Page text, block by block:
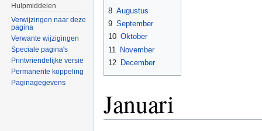
8 Augustus
9 September
10 Oktober
11
November
12 December
Januari
Hulpmiddelen
Verwijzingen naar deze
pagina
Verwante wijzigingen
Speciale pagina's
Printvriendelijke versie
Permanente koppeling
Paginagegevens